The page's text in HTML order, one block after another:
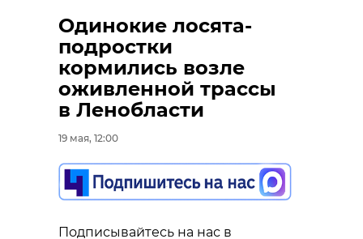
Одинокие лосята-
подростки
кормились возле
оживленной трассы
в Ленобласти
19 мая, 12:00
Подписывайтесь на нас в